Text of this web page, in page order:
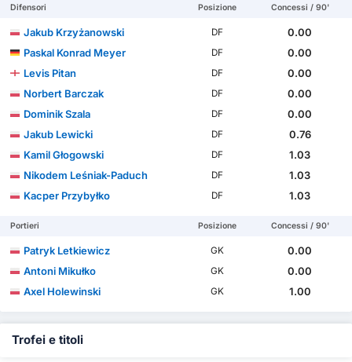
Difensori Posizione Concessi / 90'
Jakub Krzyżanowski DF
0.00
Paskal Konrad Meyer
DF
0.00
Levis Pitan
DF
0.00
Norbert Barczak
DF
0.00
Dominik Szala
DF
0.00
Jakub Lewicki
DF
0.76
Kamil Głogowski
DF
1.03
Nikodem Leśniak-Paduch
DF
1.03
Kacper Przybyłko
DF 1.03
Portieri Posizione Concessi / 90'
Patryk Letkiewicz GK
0.00
Antoni Mikułko
GK
0.00
Axel Holewinski
GK 1.00
Trofei e titoli